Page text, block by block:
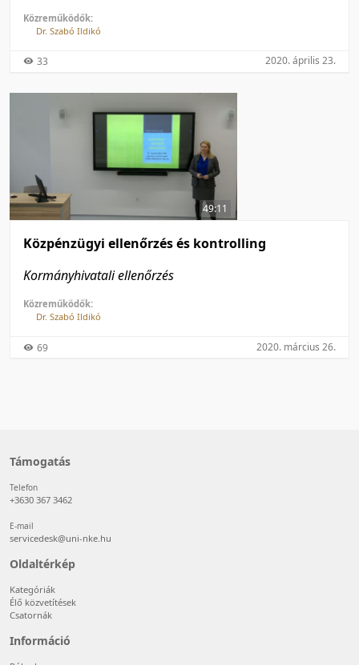
Közreműködők:
Dr. Szabó Ildikó
33 2020. április 23.
49:11
Közpénzügyi ellenőrzés és kontrolling
Kormányhivatali ellenőrzés
Közreműködők:
Dr. Szabó Ildikó
69 2020. március 26.
Támogatás
Telefon
+3630 367 3462
E-mail
servicedesk@uni-nke.hu
Oldaltérkép
Kategóriák
Élő közvetítések
Csatornák
Információ